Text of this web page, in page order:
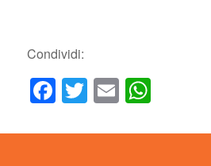
Condividi:
Facebook
Twitter
Email